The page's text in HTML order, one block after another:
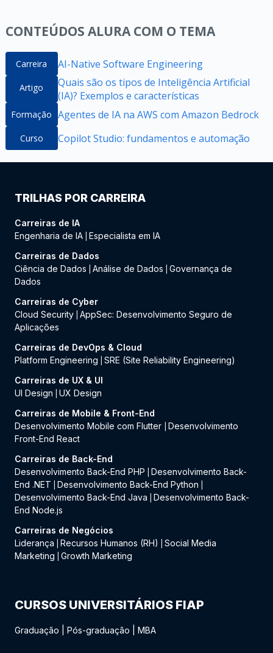
CONTEÚDOS ALURA COM O TEMA
Carreira AI-Native Software Engineering
Artigo
Quais são os tipos de Inteligência Artificial
(IA)? Exemplos e características
Formação Agentes de IA na AWS com Amazon Bedrock
Curso Copilot Studio: fundamentos e automação
TRILHAS POR CARREIRA
Carreiras de IA
Engenharia de IA Especialista em IA
Carreiras de Dados
Ciência de Dados
Análise de Dados
Governança de
Dados
Carreiras de Cyber
Cloud Security AppSec: Desenvolvimento Seguro de
Aplicações
Carreiras de DevOps & Cloud
Platform Engineering
SRE (Site Reliability Engineering)
Carreiras de UX & UI
UI Design
UX Design
Carreiras de Mobile & Front-End
Desenvolvimento Mobile com Flutter
Desenvolvimento
Front-End React
Carreiras de Back-End
Desenvolvimento Back-End PHP
Desenvolvimento Back-
End .NET
Desenvolvimento Back-End Python
Desenvolvimento Back-End Java
Desenvolvimento Back-
End Node.js
Carreiras de Negócios
Liderança
Recursos Humanos (RH)
Social Media
Marketing
Growth Marketing
CURSOS UNIVERSITÁRIOS FIAP
Graduação Pós-graduação MBA